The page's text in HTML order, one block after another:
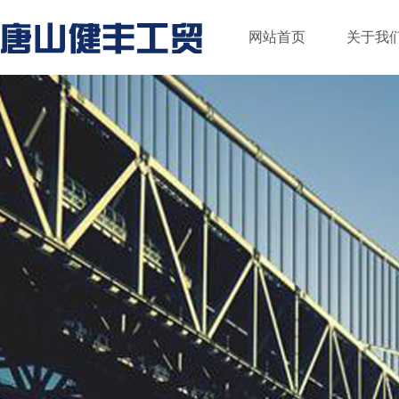
网站首页 关于我